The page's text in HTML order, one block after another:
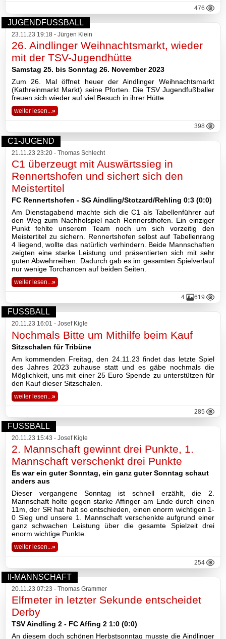
476
JUGENDFUSSBALL
23.11.23 19:18 - Jürgen Klein
26. Aindlinger Weihnachtsmarkt, wieder
mit der TSV-Jugendhütte
Samstag 25. bis Sonntag 26. November 2023
Zum 26. Mal öffnet heuer der Aindlinger Weihnachtsmarkt
(Kathreinmarkt Markt) seine Pforten. Die TSV Jugendfußballer
freuen sich wieder auf viel Besuch in ihrer Hütte.
weiter lesen...»
398
C1-JUGEND
21.11.23 23:20 - Thomas Schlecht
C1 überzeugt mit Auswärtssieg in
Rennertshofen und sichert sich den
Meistertitel
FC Rennertshofen - SG Aindling/Stotzard/Rehling 0:3 (0:0)
Am Dienstagabend machte sich die C1 als Tabellenführer auf
den Weg zum Nachholspiel nach Rennersthofen. Ein einziger
Punkt fehlte unserem Team noch um sich vorzeitig den
Meistertitel zu sichern. Rennertshofen selbst auf Tabellenrang
4 liegend, wollte das natürlich verhindern. Beide Mannschaften
zeigten eine starke Leistung und präsentierten sich mit sehr
guten Abwehrreihen. Dadurch gab es im gesamten Spielverlauf
nur wenige Torchancen auf beiden Seiten.
weiter lesen...»
4 619
FUSSBALL
20.11.23 16:01 - Josef Kigle
Nochmals Bitte um Mithilfe beim Kauf
Sitzschalen für Tribüne
Am kommenden Freitag, den 24.11.23 findet das letzte Spiel
des Jahres 2023 zuhause statt und es gäbe nochmals die
Möglichkeit, uns mit einer 25 Euro Spende zu unterstützen für
den Kauf dieser Sitzschalen.
weiter lesen... »
285
FUSSBALL
20.11.23 15:43 - Josef Kigle
2. Mannschaft gewinnt drei Punkte, 1.
Mannschaft verschenkt drei Punkte
Es war ein guter Sonntag, ein ganz guter Sonntag schaut
anders aus
Dieser vergangene Sonntag ist schnell erzählt, die 2.
Mannschaft holte gegen starke Affinger am Ende durch einen
11m, der SR hat halt so entschieden, einen enorm wichtigen 1-
0 Sieg und unsere 1. Mannschaft verschenkte aufgrund einer
ganz schwachen Leistung über die gesamte Spielzeit drei
enorm wichtige Punkte.
weiter lesen...»
254
II-MANNSCHAFT
20.11.23 07:23 - Thomas Grammer
Elfmeter in letzter Sekunde entscheidet
Derby
TSV Aindling 2 - FC Affing 2 1:0 (0:0)
An diesem doch schönen Herbstsonntag musste die Aindlinger